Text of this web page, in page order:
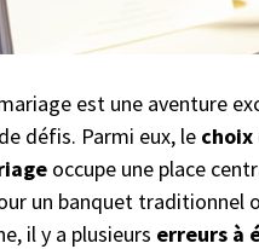
est une aventure
défis. Parmi eux, le choix
occupe une place
un banquet traditionnel
il y a plusieurs erreurs à